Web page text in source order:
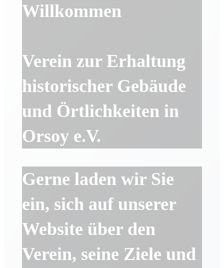
search
Willkommen
Verein zur Erhaltung
historischer Gebäude
und Örtlichkeiten in
Orsoy e.V.
Gerne laden wir Sie
ein, sich auf unserer
Website über den
Verein, seine Ziele und